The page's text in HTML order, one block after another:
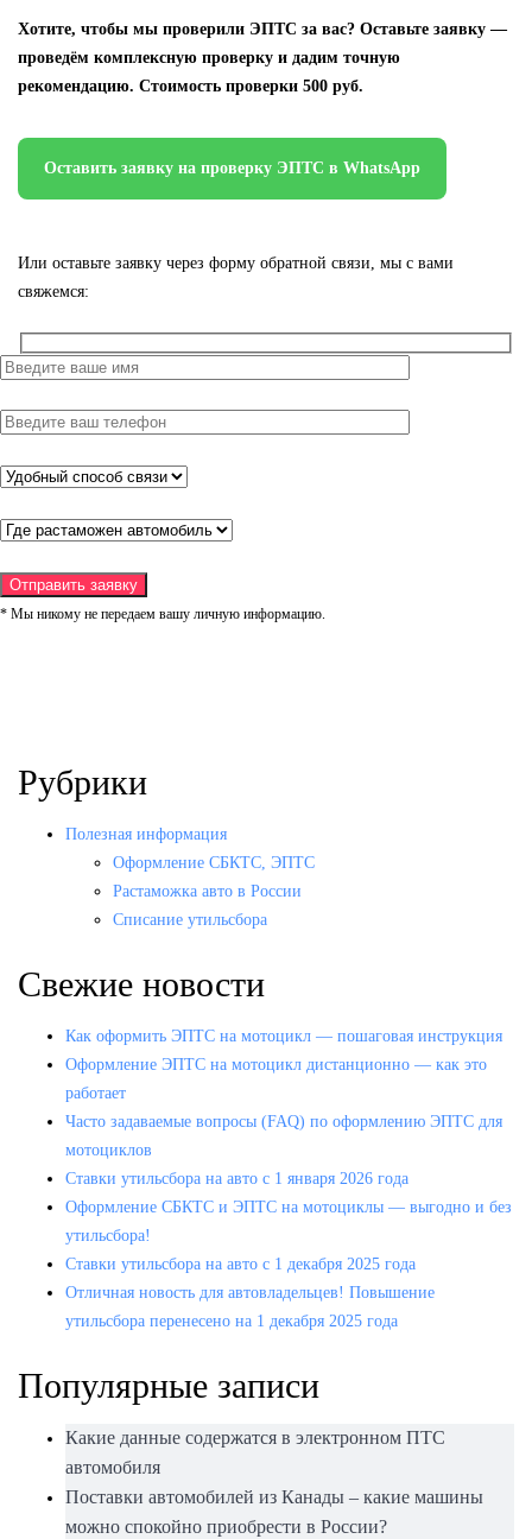
Хотите, чтобы мы проверили ЭПТС за вас? Оставьте заявку —
проведём комплексную проверку и дадим точную
рекомендацию. Стоимость проверки 500 руб.
Оставить заявку на проверку ЭПТС в WhatsApp
Или оставьте заявку через форму обратной связи, мы с вами
свяжемся:
* Мы никому не передаем вашу личную информацию.
Рубрики
Полезная информация
Оформление СБКТС, ЭПТС
Растаможка авто в России
Списание утильсбора
Свежие новости
Как оформить ЭПТС на мотоцикл — пошаговая инструкция
Оформление ЭПТС на мотоцикл дистанционно — как это
работает
Часто задаваемые вопросы (FAQ) по оформлению ЭПТС для
мотоциклов
Ставки утильсбора на авто с 1 января 2026 года
Оформление СБКТС и ЭПТС на мотоциклы — выгодно и без
утильсбора!
Ставки утильсбора на авто с 1 декабря 2025 года
Отличная новость для автовладельцев! Повышение
утильсбора перенесено на 1 декабря 2025 года
Популярные записи
Какие данные содержатся в электронном ПТС
автомобиля
Поставки автомобилей из Канады – какие машины
можно спокойно приобрести в России?